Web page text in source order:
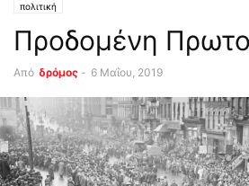
πολιτική
Προδομένη
Από δρόμος - 6 Μαΐου, 2019